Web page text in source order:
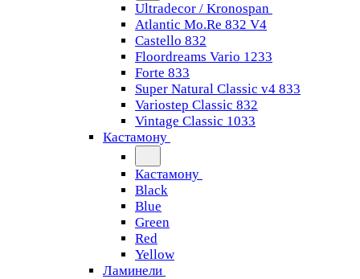
Ultradecor / Kronospan
Atlantic Mo.Re 832 V4
Castello 832
Floordreams Vario 1233
Forte 833
Super Natural Classic v4 833
Variostep Classic 832
Vintage Classic 1033
Кастамону
Кастамону
Black
Blue
Green
Red
Yellow
Ламинели